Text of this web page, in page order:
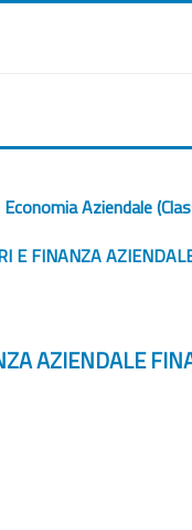
Economia Aziendale
FINANZA
AZIENDALE